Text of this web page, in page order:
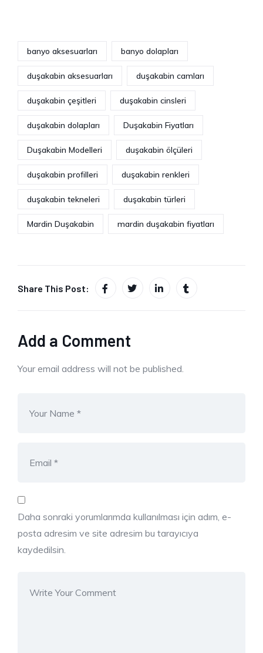
banyo aksesuarları banyo dolapları
duşakabin aksesuarları duşakabin camları
duşakabin çeşitleri duşakabin cinsleri
duşakabin dolapları Duşakabin Fiyatları
Duşakabin Modelleri duşakabin ölçüleri
duşakabin profilleri duşakabin renkleri
duşakabin tekneleri duşakabin türleri
Mardin Duşakabin mardin duşakabin fiyatları
Share This Post:
Add a Comment
Your email address will not be published.
Daha sonraki yorumlarımda kullanılması için adım, e-
posta adresim ve site adresim bu tarayıcıya
kaydedilsin.